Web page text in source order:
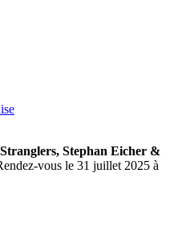
Stephan Eicher &
vous le 31 juillet 2025 à